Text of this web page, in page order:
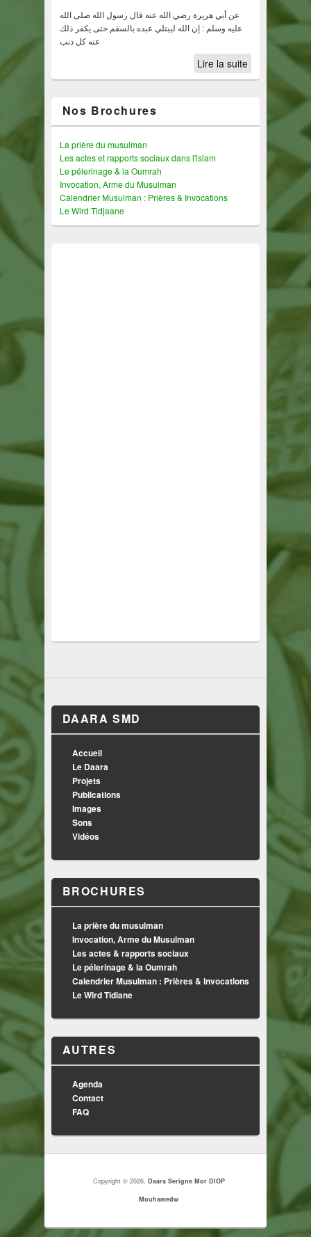
عن أبي هريرة رضي الله عنه قال رسول الله صلى الله
عليه وسلم : إن الله ليبتلي عبده بالسقم حتى يكفر ذلك
عنه كل ذنب
Lire la suite
Nos Brochures
La prière du musulman
Les actes et rapports sociaux dans l'islam
Le pélerinage & la Oumrah
Invocation, Arme du Musulman
Calendrier Musulman : Prières & Invocations
Le Wird Tidjaane
DAARA SMD
Accueil
Le Daara
Projets
Publications
Images
Sons
Vidéos
BROCHURES
La prière du musulman
Invocation, Arme du Musulman
Les actes & rapports sociaux
Le pélerinage & la Oumrah
Calendrier Musulman : Prières & Invocations
Le Wird Tidiane
AUTRES
Agenda
Contact
FAQ
Copyright © 2026, Daara Serigne Mor DIOP
Mouhamedw